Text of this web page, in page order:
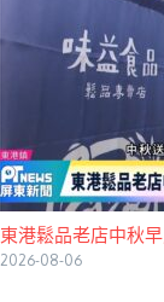
東港鬆品老店中秋
2026-08-06